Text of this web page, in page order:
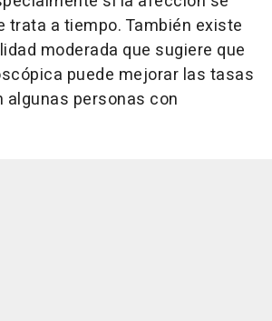
trata a tiempo. También existe
moderada que sugiere que
puede mejorar las tasas
algunas personas con